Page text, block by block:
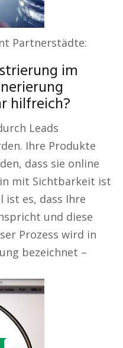
Partnerstädte:
im
hilfreich?
Leads
Ihre Produkte
dass sie online
mit Sichtbarkeit ist
ist es, dass Ihre
und diese
Prozess wird in
bezeichnet –